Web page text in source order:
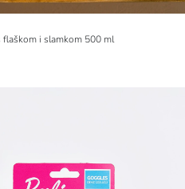
flaškom i slamkom 500 ml